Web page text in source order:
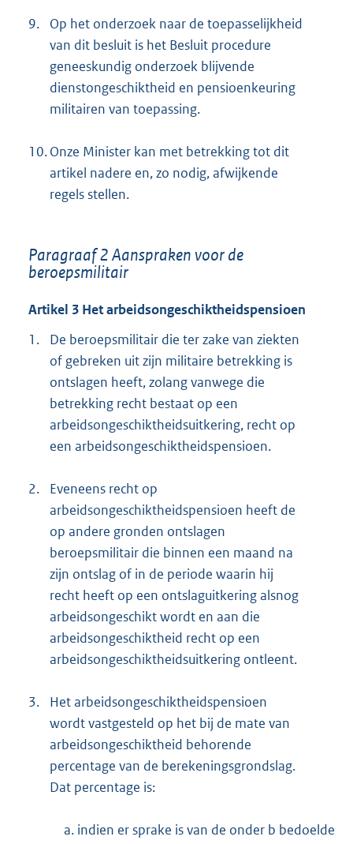
9.
Op het onderzoek naar de toepasselijkheid
van dit besluit is het Besluit procedure
geneeskundig onderzoek blijvende
dienstongeschiktheid en pensioenkeuring
militairen van toepassing.
10.Onze Minister kan met betrekking tot dit
artikel nadere en, zo nodig, afwijkende
regels stellen.
Paragraaf 2 Aanspraken voor de
beroepsmilitair
Artikel 3 Het arbeidsongeschiktheidspensioen
1.
De beroepsmilitair die ter zake van ziekten
of gebreken uit zijn militaire betrekking is
ontslagen heeft, zolang vanwege die
betrekking recht bestaat op een
arbeidsongeschiktheidsuitkering, recht op
een arbeidsongeschiktheidspensioen.
2.
Eveneens recht op
arbeidsongeschiktheidspensioen heeft de
op andere gronden ontslagen
beroepsmilitair die binnen een maand na
zijn ontslag of in de periode waarin hij
recht heeft op een ontslaguitkering alsnog
arbeidsongeschikt wordt en aan die
arbeidsongeschiktheid recht op een
arbeidsongeschiktheidsuitkering ontleent.
3.
Het arbeidsongeschiktheidspensioen
wordt vastgesteld op het bij de mate van
arbeidsongeschiktheid behorende
percentage van de berekeningsgrondslag.
Dat percentage is:
a. indien er sprake is van de onder b bedoelde